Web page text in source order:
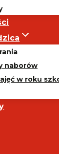
naborów
w roku